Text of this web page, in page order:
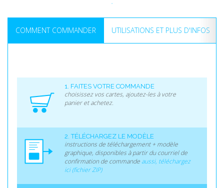
COMMENT COMMANDER UTILISATIONS ET PLUS D'INFOS
1. FAITES VOTRE COMMANDE
choisissez vos cartes, ajoutez-les à votre
panier et achetez.
2. TÉLÉCHARGEZ LE MODÈLE
instructions de téléchargement + modèle
graphique, disponibles à partir du courriel de
confirmation de commande aussi, téléchargez
ici (fichier ZIP)